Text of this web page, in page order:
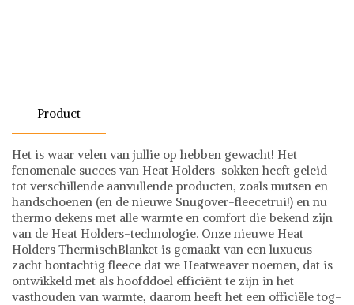
Product
Het is waar velen van jullie op hebben gewacht! Het
fenomenale succes van Heat Holders-sokken heeft geleid
tot verschillende aanvullende producten, zoals mutsen en
handschoenen (en de nieuwe Snugover-fleecetrui!) en nu
thermo dekens met alle warmte en comfort die bekend zijn
van de Heat Holders-technologie. Onze nieuwe Heat
Holders ThermischBlanket is gemaakt van een luxueus
zacht bontachtig fleece dat we Heatweaver noemen, dat is
ontwikkeld met als hoofddoel efficiënt te zijn in het
vasthouden van warmte, daarom heeft het een officiële tog-